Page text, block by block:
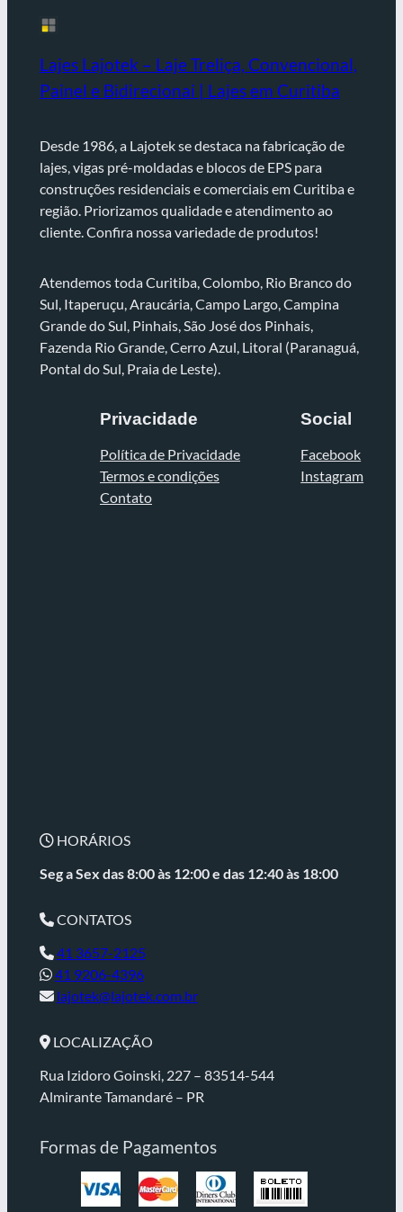
Lajes Lajotek – Laje Treliça, Convencional,
Painel e Bidirecionai | Lajes em Curitiba
Desde 1986, a Lajotek se destaca na fabricação de
lajes, vigas pré-moldadas e blocos de EPS para
construções residenciais e comerciais em Curitiba e
região. Priorizamos qualidade e atendimento ao
cliente. Confira nossa variedade de produtos!
Atendemos toda Curitiba, Colombo, Rio Branco do
Sul, Itaperuçu, Araucária, Campo Largo, Campina
Grande do Sul, Pinhais, São José dos Pinhais,
Fazenda Rio Grande, Cerro Azul, Litoral (Paranaguá,
Pontal do Sul, Praia de Leste).
Privacidade
Política de Privacidade
Termos e condições
Contato
Social
Facebook
Instagram
HORÁRIOS
Seg a Sex das 8:00 às 12:00 e das 12:40 às 18:00
CONTATOS
41 3657-2125
41 9206-4396
lajotek@lajotek.com.br
LOCALIZAÇÃO
Rua Izidoro Goinski, 227 – 83514-544
Almirante Tamandaré – PR
Formas de Pagamentos